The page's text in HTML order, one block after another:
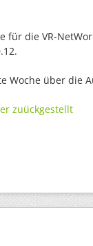
für die VR-
Woche über die
zuückgestellt